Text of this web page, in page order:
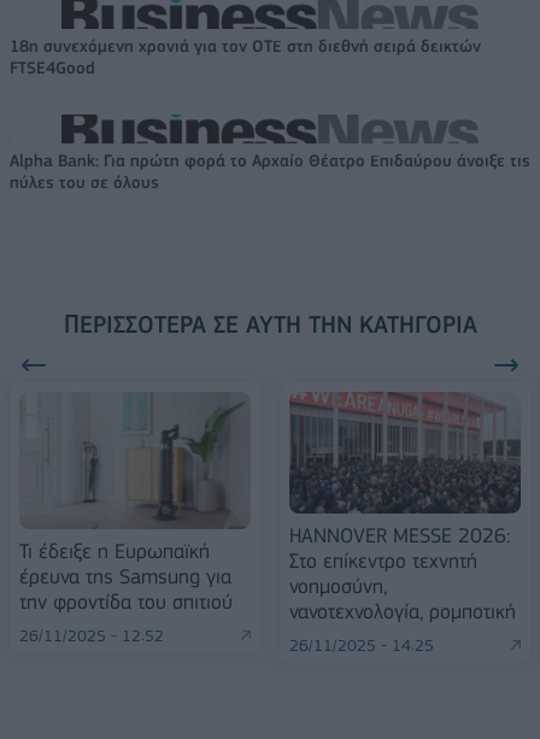
18η συνεχόμενη χρονιά για τον ΟΤΕ στη διεθνή σειρά δεικτών
FTSE4Good
Alpha Bank: Για πρώτη φορά το Αρχαίο Θέατρο Επιδαύρου άνοιξε τις
πύλες του σε όλους
ΠΕΡΙΣΣΌΤΕΡΑ ΣΕ ΑΥΤΉ ΤΗΝ ΚΑΤΗΓΟΡΊΑ
Τι έδειξε η Eυρωπαϊκή
έρευνα της Samsung για
την φροντίδα του σπιτιού
26/11/2025 - 12:52
HANNOVER MESSE 2026:
Στο επίκεντρο τεχνητή
νοημοσύνη,
νανοτεχνολογία, ρομποτική
26/11/2025 - 14:25